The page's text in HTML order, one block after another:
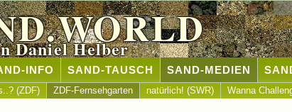
Daniel Helber
INFO SAND-TAUSCH SAND-MEDIEN
(ZDF) ZDF-Fernsehgarten natürlich! (SWR) Wanna